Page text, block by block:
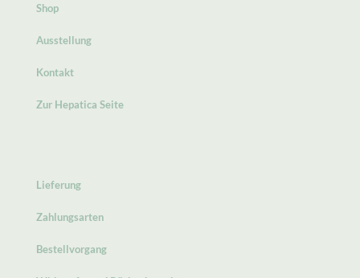
Shop
Ausstellung
Kontakt
Zur Hepatica Seite
Lieferung
Zahlungsarten
Bestellvorgang